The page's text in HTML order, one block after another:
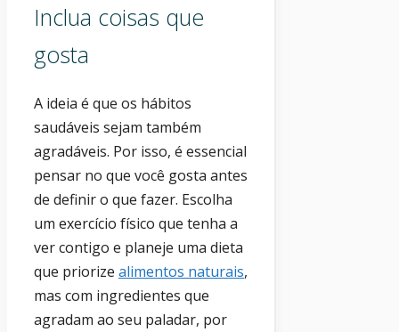
Inclua coisas que
gosta
A ideia é que os hábitos
saudáveis sejam também
agradáveis. Por isso, é essencial
pensar no que você gosta antes
de definir o que fazer. Escolha
um exercício físico que tenha a
ver contigo e planeje uma dieta
que priorize alimentos naturais,
mas com ingredientes que
agradam ao seu paladar, por